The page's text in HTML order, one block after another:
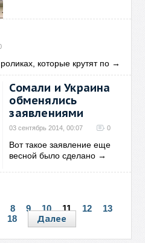
которые крутят по →
Сомали и Украина
обменялись
заявлениями
03 сентябрь 2014, 00:07 0
Вот такое заявление еще
весной было сделано →
8 9 10 11 12
13
18 Далее